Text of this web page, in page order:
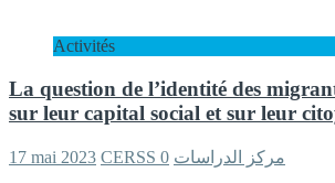
Activités
La question de l’identité des
sur leur capital social et sur leur
17 mai 2023 CERSS مركز الدراسات 0